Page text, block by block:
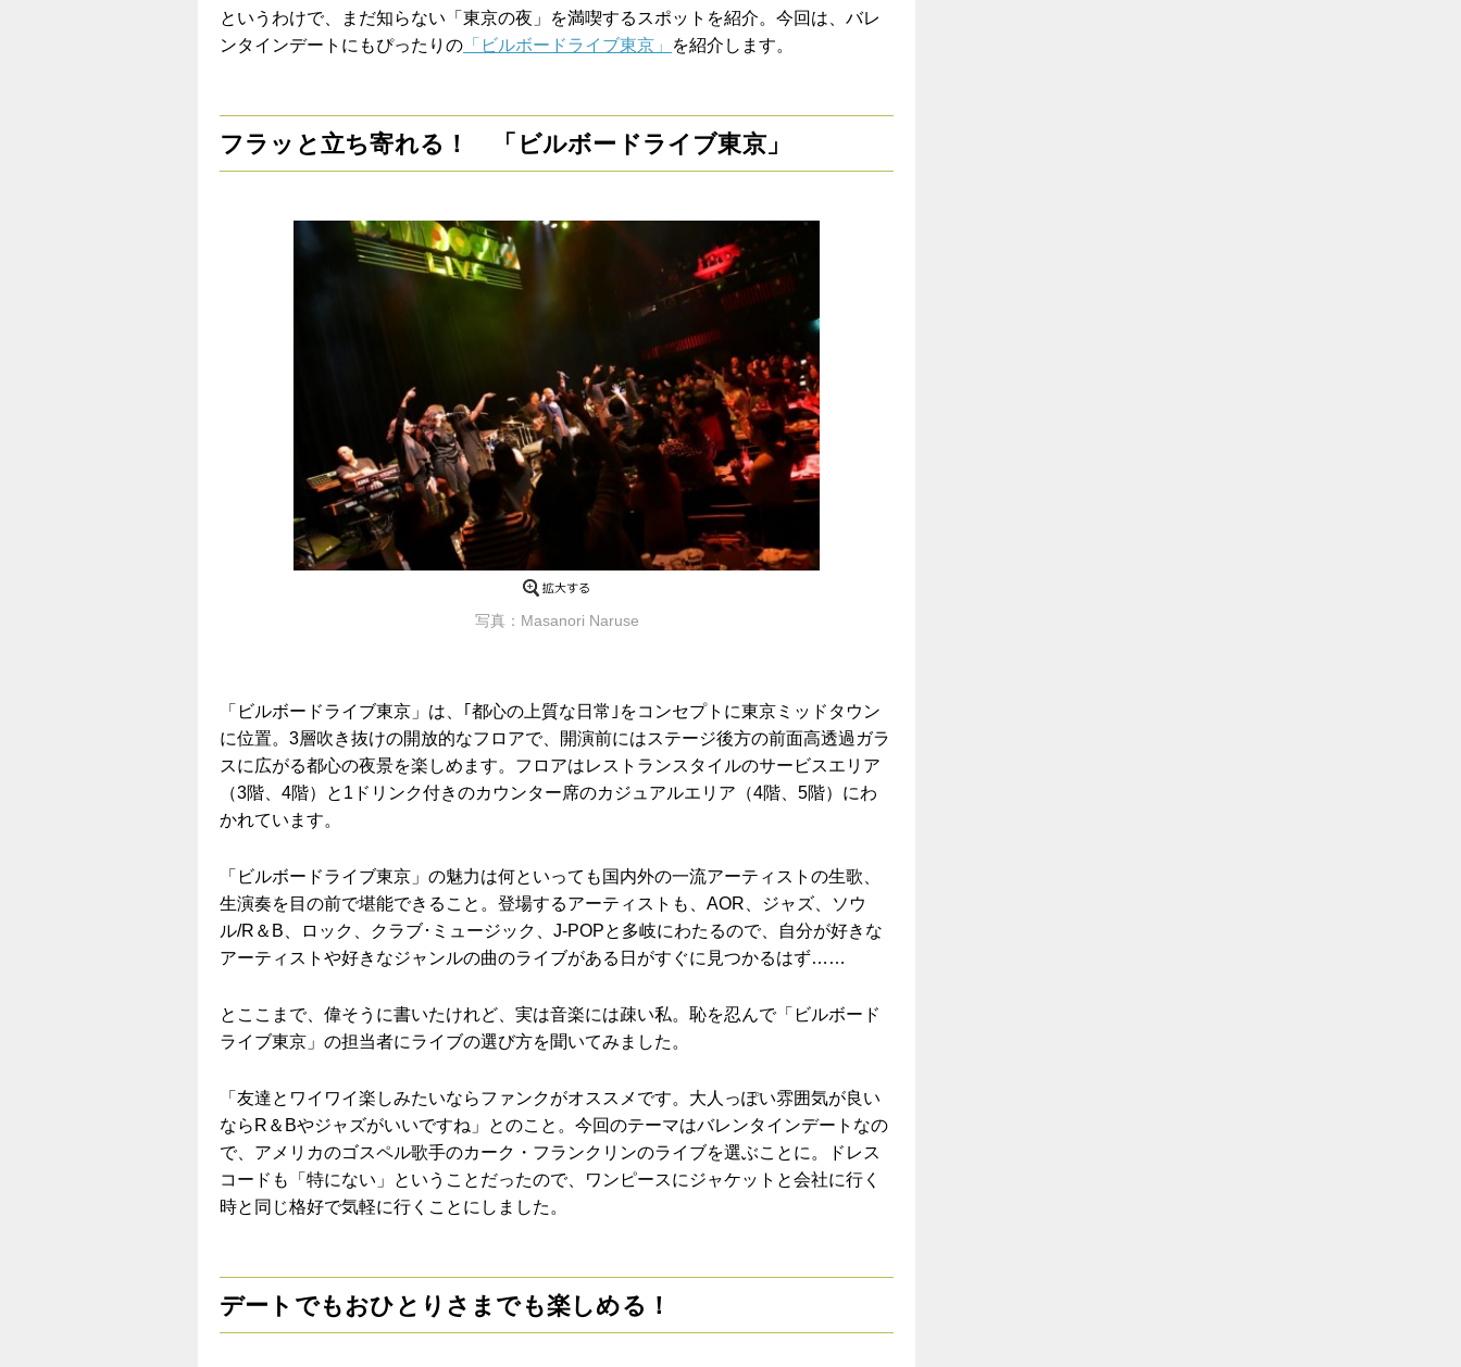
というわけで、まだ知らない「東京の夜」を満喫するスポットを紹介。今回は、バレ
ンタインデートにもぴったりの 「ビルボードライブ東京」 を紹介します。
フラッと立ち寄れる！ 「ビルボードライブ東京」
写真：Masanori Naruse
「ビルボードライブ東京」は、｢都心の上質な日常｣をコンセプトに東京ミッドタウン
に位置。3層吹き抜けの開放的なフロアで、開演前にはステージ後方の前面高透過ガラ
スに広がる都心の夜景を楽しめます。フロアはレストランスタイルのサービスエリア
（3階、4階）と1ドリンク付きのカウンター席のカジュアルエリア（4階、5階）にわ
かれています。
「ビルボードライブ東京」の魅力は何といっても国内外の一流アーティストの生歌、
生演奏を目の前で堪能できること。登場するアーティストも、AOR、ジャズ、ソウ
ル/R＆B、ロック、クラブ･ミュージック、J-POPと多岐にわたるので、自分が好きな
アーティストや好きなジャンルの曲のライブがある日がすぐに見つかるはず……
とここまで、偉そうに書いたけれど、実は音楽には疎い私。恥を忍んで「ビルボード
ライブ東京」の担当者にライブの選び方を聞いてみました。
「友達とワイワイ楽しみたいならファンクがオススメです。大人っぽい雰囲気が良い
ならR＆Bやジャズがいいですね」とのこと。今回のテーマはバレンタインデートなの
で、アメリカのゴスペル歌手のカーク・フランクリンのライブを選ぶことに。ドレス
コードも「特にない」ということだったので、ワンピースにジャケットと会社に行く
時と同じ格好で気軽に行くことにしました。
デートでもおひとりさまでも楽しめる！